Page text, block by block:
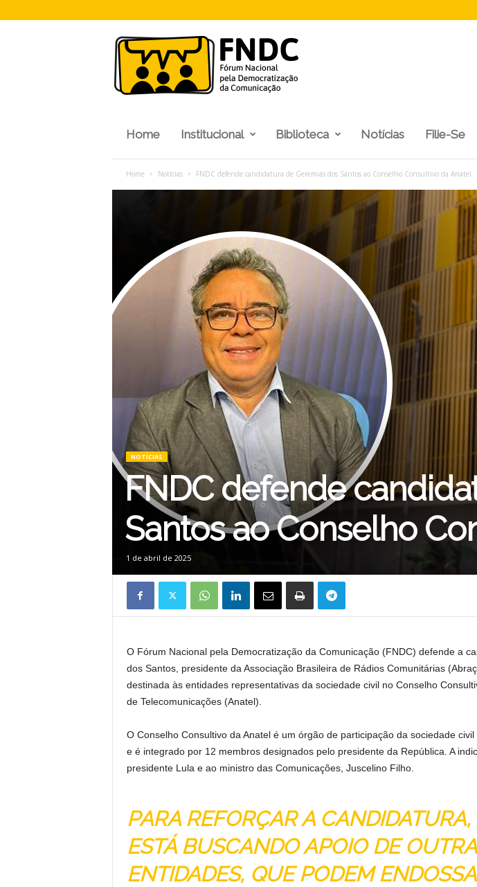
N
D
C
Home Institucional Biblioteca Notícias Filie-Se
Home Notícias FNDC defende candidatura de Geremias dos Santos ao Conselho Consultivo da Anatel
NOTÍCIAS
FNDC defende
Santos ao Conselho
1 de abril de 2025
O Fórum Nacional pela Democratização da Comunicação (FNDC) defende a
dos Santos, presidente da Associação Brasileira de Rádios Comunitárias
destinada às entidades representativas da sociedade civil no Conselho
de Telecomunicações (Anatel).
O Conselho Consultivo da Anatel é um órgão de participação da sociedade
e é integrado por 12 membros designados pelo presidente da República. A
presidente Lula e ao ministro das Comunicações, Juscelino Filho.
PARA REFORÇAR A
ESTÁ BUSCANDO APOIO DE
ENTIDADES, QUE PODEM